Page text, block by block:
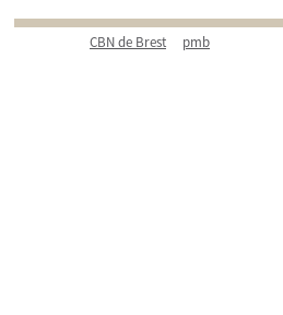
CBN de Brest pmb